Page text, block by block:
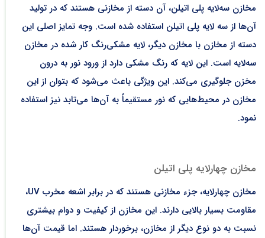
مخازن سه‌لایه پلی اتیلن، آن دسته از مخازنی هستند که در تولید
آن‌ها از سه لایه پلی اتیلن استفاده شده است. وجه تمایز اصلی این
دسته از مخازن با مخازن دیگر، لایه مشکی‌رنگ کار شده در مخازن
سه‌لایه است. این لایه که رنگ مشکی دارد از ورود نور به درون
مخزن جلوگیری می‌کند. این ویژگی باعث می‌شود که بتوان از این
مخازن در محیط‌هایی که نور مستقیماً به آن‌ها می‌تابد نیز استفاده
نمود.
مخازن چهارلایه پلی اتیلن
مخازن چهارلایه، جزء مخازنی هستند که در برابر اشعه مخرب UV،
مقاومت بسیار بالایی دارند. این مخازن از کیفیت و دوام بیشتری
نسبت به دو نوع دیگر از مخازن، برخوردار هستند. اما قیمت‌ آن‌ها